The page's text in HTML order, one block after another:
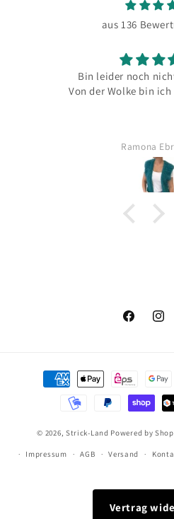
aus 136
Bin leider noch
Von der Wolke bin
Ramona
Facebook
Zahlungsmethoden
© 2026, Strick-Land Powered by
Impressum AGB Versand
Vertrag